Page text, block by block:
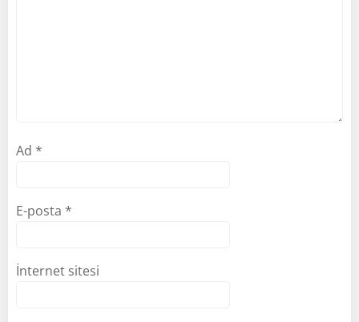
Ad *
E-posta *
İnternet sitesi